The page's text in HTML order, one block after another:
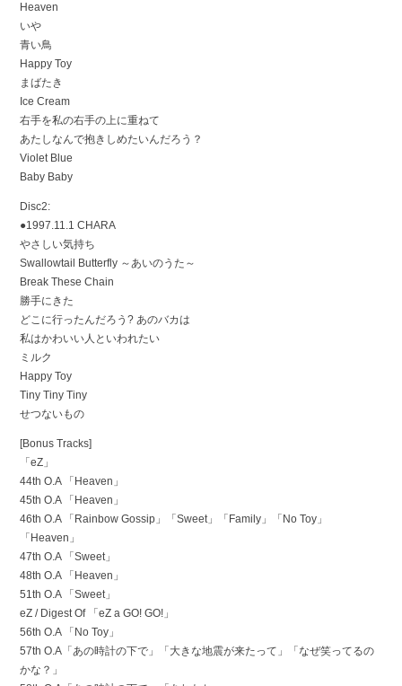
Heaven
いや
青い鳥
Happy Toy
まばたき
Ice Cream
右手を私の右手の上に重ねて
あたしなんで抱きしめたいんだろう？
Violet Blue
Baby Baby
Disc2:
●1997.11.1 CHARA
やさしい気持ち
Swallowtail Butterfly ～あいのうた～
Break These Chain
勝手にきた
どこに行ったんだろう? あのバカは
私はかわいい人といわれたい
ミルク
Happy Toy
Tiny Tiny Tiny
せつないもの
[Bonus Tracks]
「eZ」
44th O.A 「Heaven」
45th O.A 「Heaven」
46th O.A 「Rainbow Gossip」「Sweet」「Family」「No Toy」
「Heaven」
47th O.A 「Sweet」
48th O.A 「Heaven」
51th O.A 「Sweet」
eZ / Digest Of 「eZ a GO! GO!」
56th O.A 「No Toy」
57th O.A「あの時計の下で」「大きな地震が来たって」「なぜ笑ってるの
かな？」